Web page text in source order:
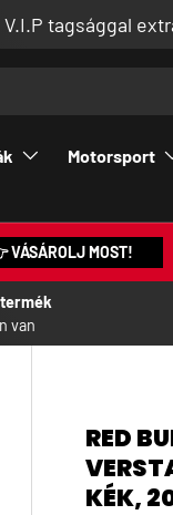
extra
Motorsport
VÁSÁROLJ MOST!
van
RED
KÉK,